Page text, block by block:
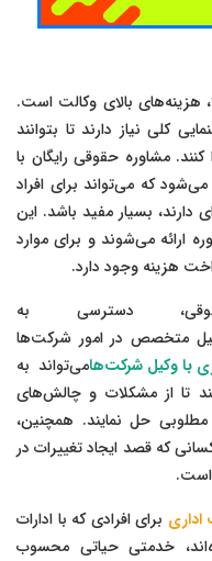
هزینه‌های بالای وکالت است.
کلی نیاز دارند تا بتوانند
مشاوره حقوقی رایگان با
که می‌تواند برای افراد
بسیار مفید باشد. این
ارائه می‌شوند و برای موارد
هزینه وجود دارد.
دسترسی به
متخصص در امور شرکت‌ها
با وکیل شرکت‌هامی‌تواند به
تا از مشکلات و چالش‌های
حل نمایند. همچنین،
که قصد ایجاد تغییرات در
است.
برای افرادی که با ادارات
خدمتی حیاتی محسوب